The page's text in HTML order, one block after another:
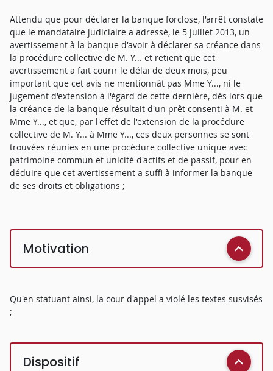
Attendu que pour déclarer la banque forclose, l'arrêt constate
que le mandataire judiciaire a adressé, le 5 juillet 2013, un
avertissement à la banque d'avoir à déclarer sa créance dans
la procédure collective de M. Y... et retient que cet
avertissement a fait courir le délai de deux mois, peu
important que cet avis ne mentionnât pas Mme Y..., ni le
jugement d'extension à l'égard de cette dernière, dès lors que
la créance de la banque résultait d'un prêt consenti à M. et
Mme Y..., et que, par l'effet de l'extension de la procédure
collective de M. Y... à Mme Y..., ces deux personnes se sont
trouvées réunies en une procédure collective unique avec
patrimoine commun et unicité d'actifs et de passif, pour en
déduire que cet avertissement a suffi à informer la banque
de ses droits et obligations ;
Motivation
Qu'en statuant ainsi, la cour d'appel a violé les textes susvisés
;
Dispositif